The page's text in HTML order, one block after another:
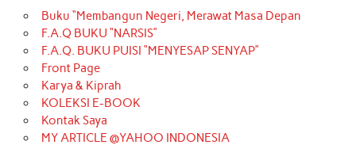
Buku “Membangun Negeri, Merawat Masa Depan
F.A.Q BUKU “NARSIS”
F.A.Q. BUKU PUISI “MENYESAP SENYAP”
Front Page
Karya & Kiprah
KOLEKSI E-BOOK
Kontak Saya
MY ARTICLE @YAHOO INDONESIA